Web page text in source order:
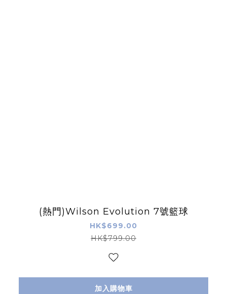
(熱門)Wilson Evolution 7號籃球
HK$699.00
HK$799.00
加入購物車